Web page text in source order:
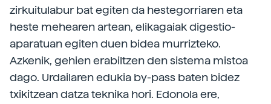
zirkuitulabur bat egiten da hestegorriaren eta
heste mehearen artean, elikagaiak digestio-
aparatuan egiten duen bidea murrizteko.
Azkenik, gehien erabiltzen den sistema mistoa
dago. Urdailaren edukia by-pass baten bidez
txikitzean datza teknika hori. Edonola ere,